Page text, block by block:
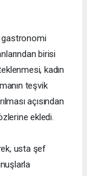
gastronomi
birisi
kadın
teşvik
açısından
ekledi.
usta şef